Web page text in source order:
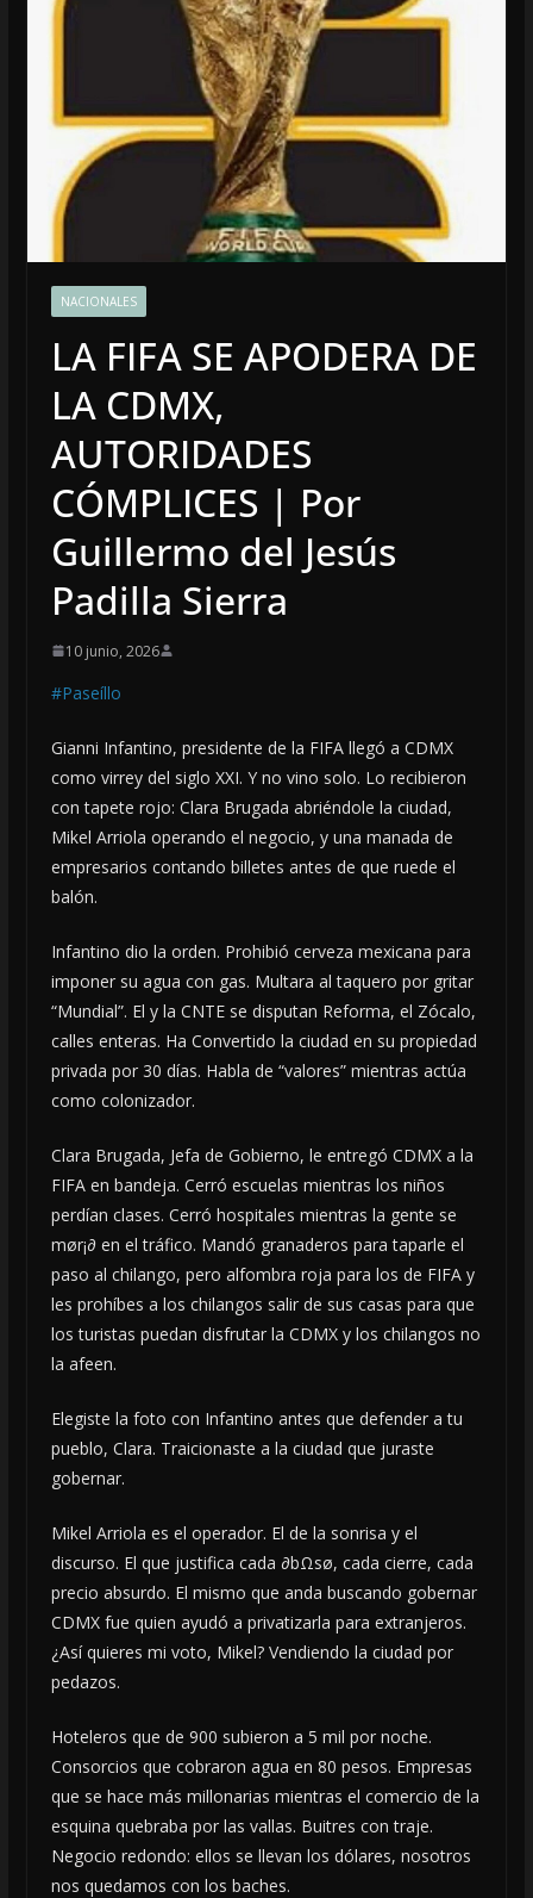
NACIONALES
LA FIFA SE APODERA DE
LA CDMX,
AUTORIDADES
CÓMPLICES | Por
Guillermo del Jesús
Padilla Sierra
10 junio, 2026
#Paseíllo
Gianni Infantino, presidente de la FIFA llegó a CDMX
como virrey del siglo XXI. Y no vino solo. Lo recibieron
con tapete rojo: Clara Brugada abriéndole la ciudad,
Mikel Arriola operando el negocio, y una manada de
empresarios contando billetes antes de que ruede el
balón.
Infantino dio la orden. Prohibió cerveza mexicana para
imponer su agua con gas. Multara al taquero por gritar
“Mundial”. El y la CNTE se disputan Reforma, el Zócalo,
calles enteras. Ha Convertido la ciudad en su propiedad
privada por 30 días. Habla de “valores” mientras actúa
como colonizador.
Clara Brugada, Jefa de Gobierno, le entregó CDMX a la
FIFA en bandeja. Cerró escuelas mientras los niños
perdían clases. Cerró hospitales mientras la gente se
mør¡∂ en el tráfico. Mandó granaderos para taparle el
paso al chilango, pero alfombra roja para los de FIFA y
les prohíbes a los chilangos salir de sus casas para que
los turistas puedan disfrutar la CDMX y los chilangos no
la afeen.
Elegiste la foto con Infantino antes que defender a tu
pueblo, Clara. Traicionaste a la ciudad que juraste
gobernar.
Mikel Arriola es el operador. El de la sonrisa y el
discurso. El que justifica cada ∂bΩsø, cada cierre, cada
precio absurdo. El mismo que anda buscando gobernar
CDMX fue quien ayudó a privatizarla para extranjeros.
¿Así quieres mi voto, Mikel? Vendiendo la ciudad por
pedazos.
Hoteleros que de 900 subieron a 5 mil por noche.
Consorcios que cobraron agua en 80 pesos. Empresas
que se hace más millonarias mientras el comercio de la
esquina quebraba por las vallas. Buitres con traje.
Negocio redondo: ellos se llevan los dólares, nosotros
nos quedamos con los baches.